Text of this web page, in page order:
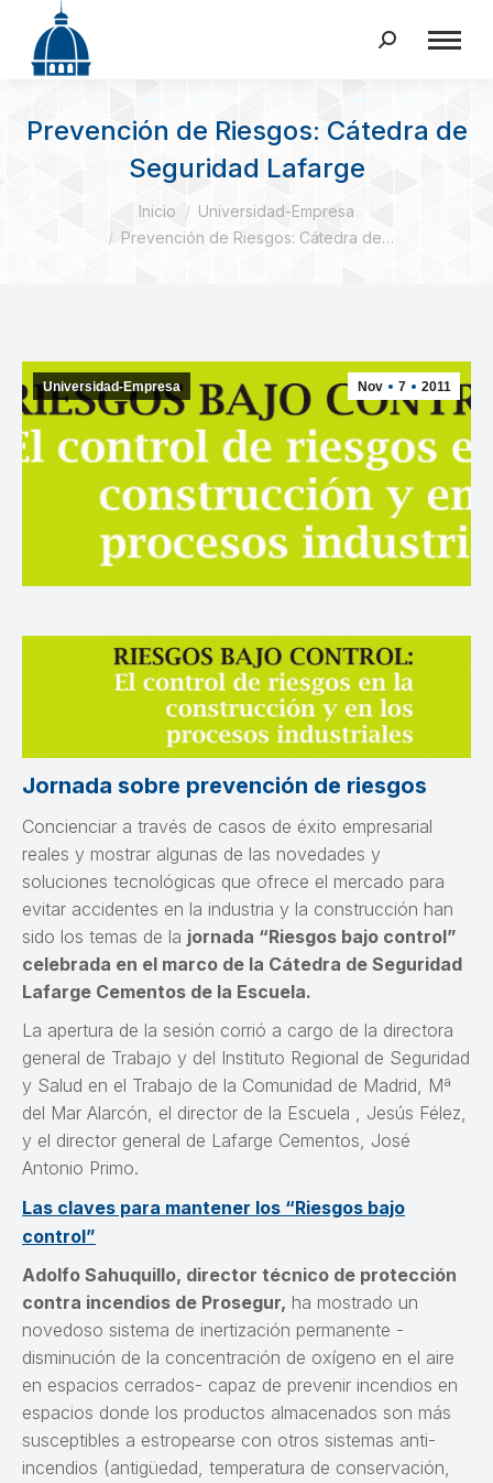
Buscar:
Prevención de Riesgos: Cátedra de
Seguridad Lafarge
Inicio
Universidad-Empresa
Prevención de Riesgos: Cátedra de…
Nov 7 2011
Universidad-Empresa
Jornada sobre prevención de riesgos
Concienciar a través de casos de éxito empresarial
reales y mostrar algunas de las novedades y
soluciones tecnológicas que ofrece el mercado para
evitar accidentes en la industria y la construcción han
sido los temas de la jornada “Riesgos bajo control”
celebrada en el marco de la Cátedra de Seguridad
Lafarge Cementos de la Escuela.
La apertura de la sesión corrió a cargo de la directora
general de Trabajo y del Instituto Regional de Seguridad
y Salud en el Trabajo de la Comunidad de Madrid, Mª
del Mar Alarcón, el director de la Escuela , Jesús Félez,
y el director general de Lafarge Cementos, José
Antonio Primo.
Las claves para mantener los “Riesgos bajo
control”
Adolfo Sahuquillo, director técnico de protección
contra incendios de Prosegur, ha mostrado un
novedoso sistema de inertización permanente -
disminución de la concentración de oxígeno en el aire
en espacios cerrados- capaz de prevenir incendios en
espacios donde los productos almacenados son más
susceptibles a estropearse con otros sistemas anti-
incendios (antigüedad, temperatura de conservación,